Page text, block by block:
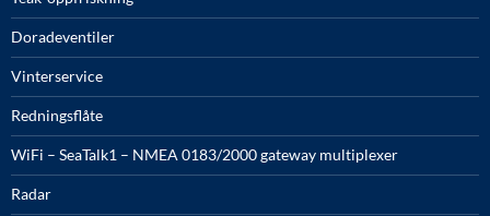
Doradeventiler
Vinterservice
Redningsflåte
WiFi – SeaTalk1 – NMEA 0183/2000 gateway multiplexer
Radar